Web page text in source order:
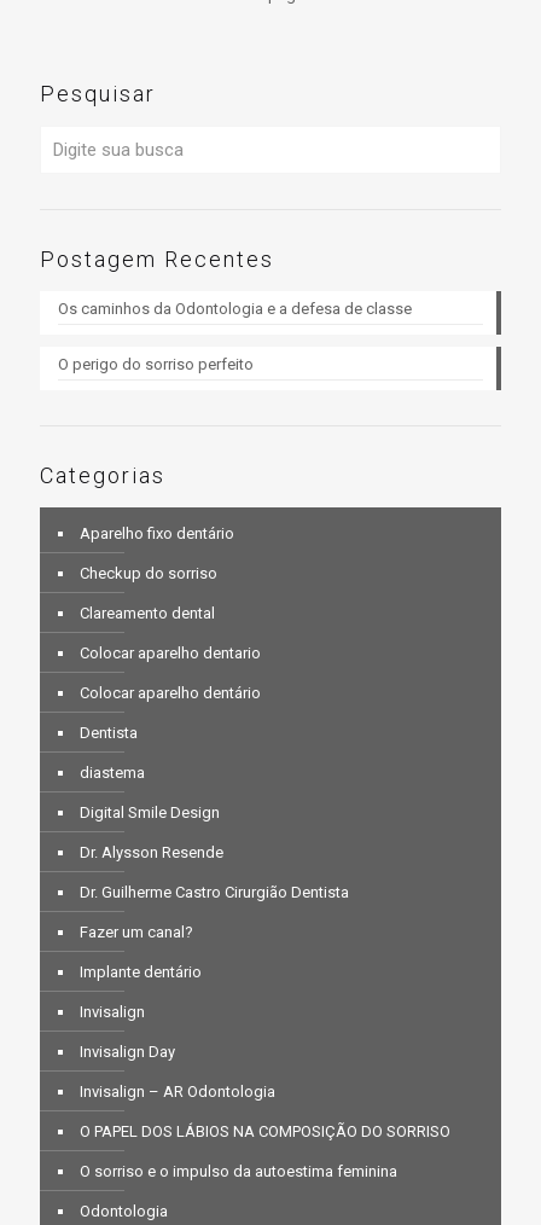
Pesquisar
Postagem Recentes
Os caminhos da Odontologia e a defesa de classe
O perigo do sorriso perfeito
Categorias
Aparelho fixo dentário
Checkup do sorriso
Clareamento dental
Colocar aparelho dentario
Colocar aparelho dentário
Dentista
diastema
Digital Smile Design
Dr. Alysson Resende
Dr. Guilherme Castro Cirurgião Dentista
Fazer um canal?
Implante dentário
Invisalign
Invisalign Day
Invisalign – AR Odontologia
O PAPEL DOS LÁBIOS NA COMPOSIÇÃO DO SORRISO
O sorriso e o impulso da autoestima feminina
Odontologia